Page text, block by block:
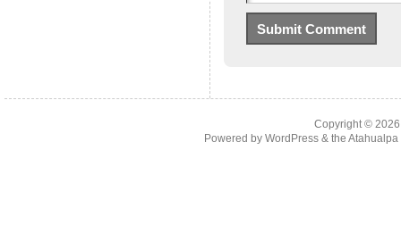
Copyright ©
Powered by WordPress& the Atahualpa